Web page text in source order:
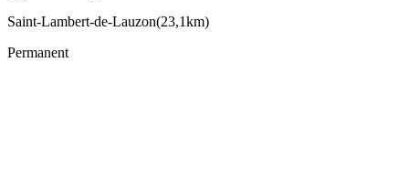
Saint-Lambert-de-Lauzon(23,1km)
Permanent